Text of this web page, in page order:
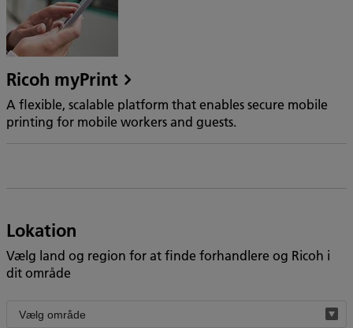
Ricoh myPrint
A flexible, scalable platform that enables secure mobile
printing for mobile workers and guests.
Lokation
Vælg land og region for at finde forhandlere og Ricoh i
dit område
Filter